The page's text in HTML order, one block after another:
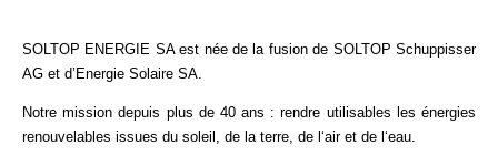
SOLTOP ENERGIE SA est née de la fusion de SOLTOP Schuppisser
AG et d’Energie Solaire SA.
Notre mission depuis plus de 40 ans : rendre utilisables les énergies
renouvelables issues du soleil, de la terre, de l‘air et de l‘eau.